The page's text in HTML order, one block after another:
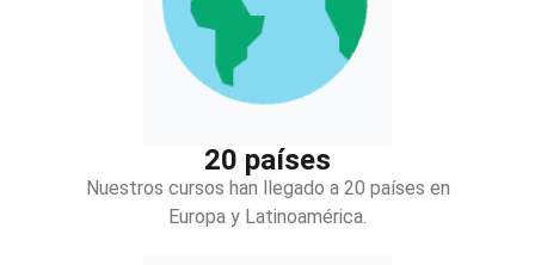
20 países
Nuestros cursos han llegado a 20 países en
Europa y Latinoamérica.